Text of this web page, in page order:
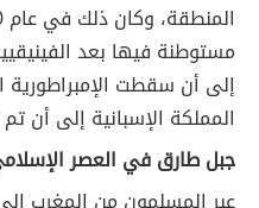
مستوطنة فيها بعد
إلى أن سقطت الإمبراطورية
المملكة الإسبانية إلى أن
جبل طارق في العصر